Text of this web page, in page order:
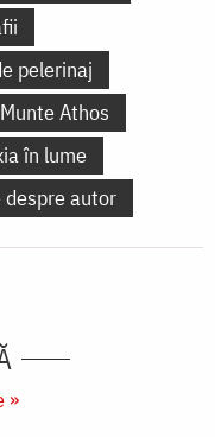
pelerinaj
Athos
în lume
autor
»